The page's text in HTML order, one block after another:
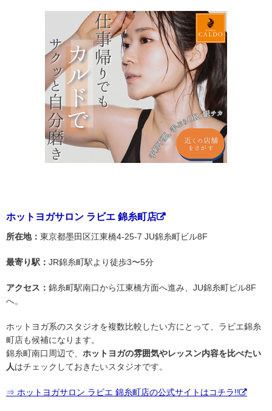
ホットヨガサロン ラビエ 錦糸町店
所在地： 東京都墨田区江東橋4-25-7 JU錦糸町ビル8F
最寄り駅： JR錦糸町駅より徒歩3〜5分
アクセス： 錦糸町駅南口から江東橋方面へ進み、JU錦糸町ビル8F
へ。
ホットヨガ系のスタジオを複数比較したい方にとって、ラビエ錦糸
町店も候補になります。
錦糸町南口周辺で、 ホットヨガの雰囲気やレッスン内容を比べたい
人はチェックしておきたいスタジオです。
⇒ ホットヨガサロン ラビエ 錦糸町店の公式サイトはコチラ!!